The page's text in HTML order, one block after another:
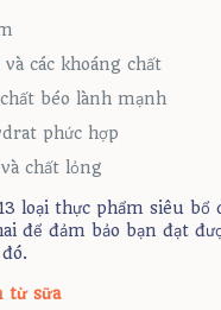
các khoáng chất
béo lành mạnh
phức hợp
chất lỏng
loại thực phẩm siêu bổ
để đảm bảo bạn đạt
từ sữa